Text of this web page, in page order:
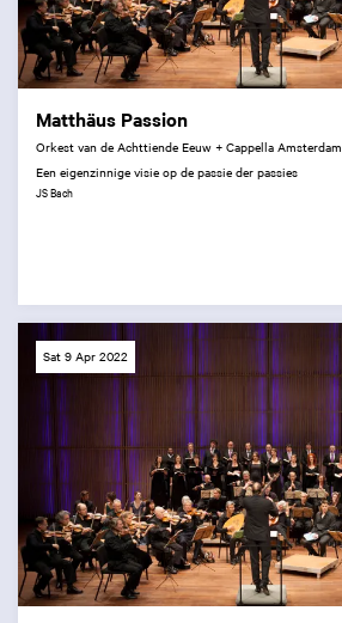
Matthäus Passion
Orkest van de Achttiende Eeuw + Cappella Amsterdam
Een eigenzinnige visie op de passie der passies
JS Bach
Sat 9 Apr 2022